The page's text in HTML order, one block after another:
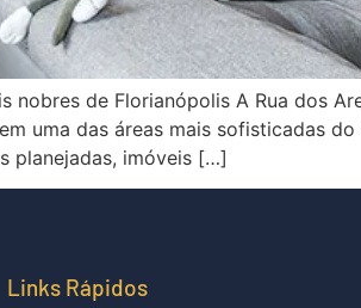
de Florianópolis A Rua dos
uma das áreas mais sofisticadas
planejadas, imóveis […]
Links Rápidos